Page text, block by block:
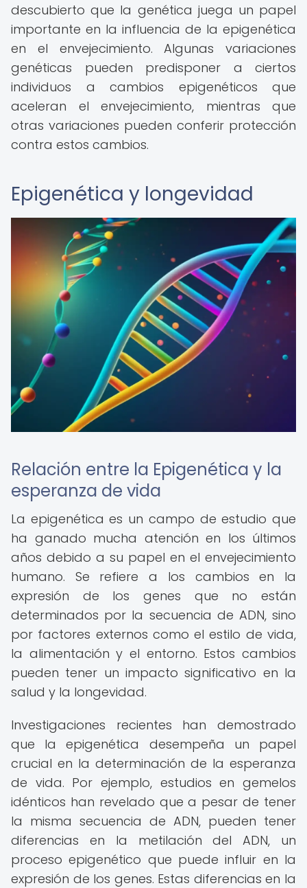
descubierto que la genética juega un papel
importante en la influencia de la epigenética
en el envejecimiento. Algunas variaciones
genéticas pueden predisponer a ciertos
individuos a cambios epigenéticos que
aceleran el envejecimiento, mientras que
otras variaciones pueden conferir protección
contra estos cambios.
Epigenética y longevidad
Relación entre la Epigenética y la
esperanza de vida
La epigenética es un campo de estudio que
ha ganado mucha atención en los últimos
años debido a su papel en el envejecimiento
humano. Se refiere a los cambios en la
expresión de los genes que no están
determinados por la secuencia de ADN, sino
por factores externos como el estilo de vida,
la alimentación y el entorno. Estos cambios
pueden tener un impacto significativo en la
salud y la longevidad.
Investigaciones recientes han demostrado
que la epigenética desempeña un papel
crucial en la determinación de la esperanza
de vida. Por ejemplo, estudios en gemelos
idénticos han revelado que a pesar de tener
la misma secuencia de ADN, pueden tener
diferencias en la metilación del ADN, un
proceso epigenético que puede influir en la
expresión de los genes. Estas diferencias en la